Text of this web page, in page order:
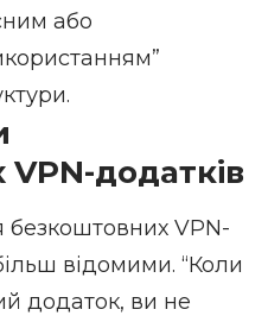
або
додатків
безкоштовних VPN-
відомими. “Коли
додаток, ви не